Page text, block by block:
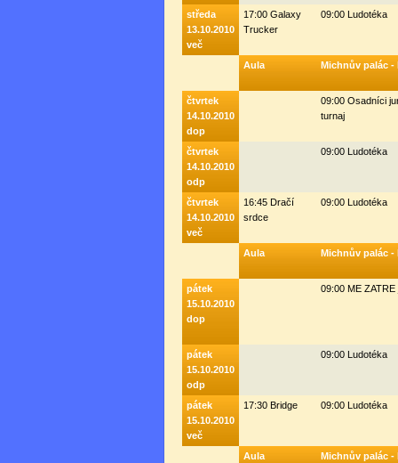
středa
13.10.2010
več
17:00 Galaxy
Trucker
09:00 Ludotéka
Aula Michnův palác -
čtvrtek
14.10.2010
dop
09:00 Osadníci
turnaj
čtvrtek
14.10.2010
odp
09:00 Ludotéka
čtvrtek
14.10.2010
več
16:45 Dračí
srdce
09:00 Ludotéka
Aula Michnův palác -
pátek
15.10.2010
dop
09:00 ME ZATRE
pátek
15.10.2010
odp
09:00 Ludotéka
pátek
15.10.2010
več
17:30 Bridge 09:00 Ludotéka
Aula Michnův palác -